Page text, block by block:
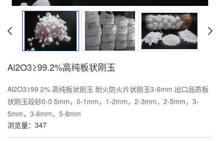
Al2O3≥99.2%高纯板状刚玉
Al2O3≥99 2% 高纯板状刚玉 耐火防火片状刚玉3-6mm 出口品质板
状刚玉段砂0-0 5mm，0-1mm，1-2mm，2-3mm，2-5mm，3-
5mm，3-6mm，5-8mm
浏览量： 347